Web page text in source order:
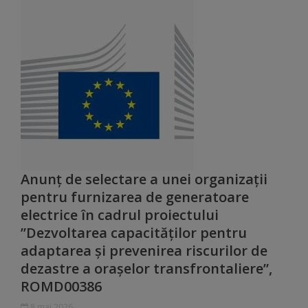
specialitate
Regulamentul
Consiliului
și
integritate
Servicii
Plăți
Anunț de selectare a unei organizații
pentru furnizarea de generatoare
electrice în cadrul proiectului
”Dezvoltarea capacităților pentru
adaptarea și prevenirea riscurilor de
dezastre a orașelor transfrontaliere”,
ROMD00386